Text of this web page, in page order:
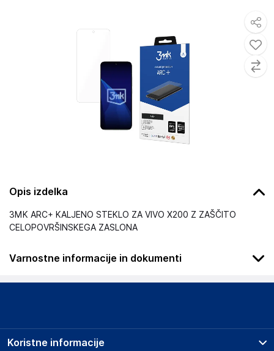
Opis izdelka
3MK ARC+ KALJENO STEKLO ZA VIVO X200 Z ZAŠČITO
CELOPOVRŠINSKEGA ZASLONA
Varnostne informacije in dokumenti
Podatki o proizvajalcu
3mk
Koristne informacije